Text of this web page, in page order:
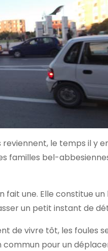
reviennent, le temps il
familles bel-
fait une. Elle constitue
un petit instant de
de vivre tôt, les foules
pour un